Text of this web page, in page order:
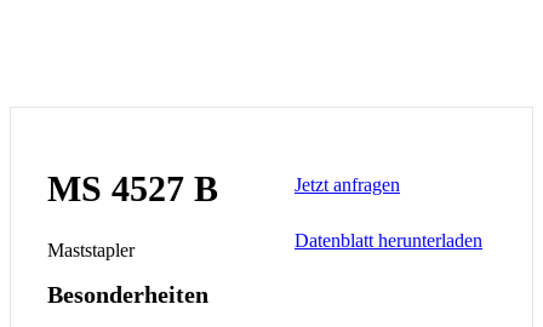
MS 4527 B
Maststapler
Besonderheiten
Jetzt anfragen
Datenblatt herunterladen